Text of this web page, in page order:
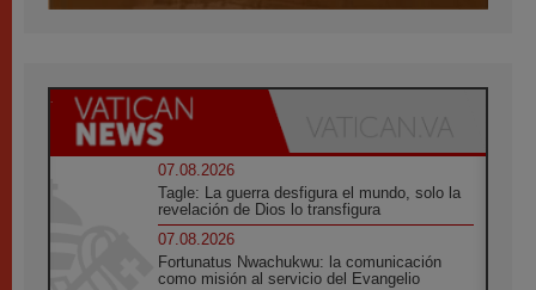
07.08.2026
Tagle: La guerra desfigura el mundo, solo la
revelación de Dios lo transfigura
07.08.2026
Fortunatus Nwachukwu: la comunicación
como misión al servicio del Evangelio